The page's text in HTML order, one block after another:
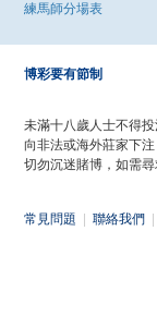
練馬師分場表
博彩要有節制
未滿十八歲人士不得投
向非法或海外莊家下注
切勿沉迷賭博，如需
常見問題 聯絡我們